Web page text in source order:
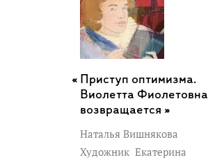
Приступ оптимизма.
Виолетта Фиолетовна
возвращается »
Наталья Вишнякова
Художник Екатерина